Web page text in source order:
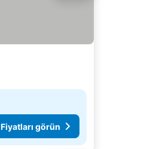
Fiyatları görün